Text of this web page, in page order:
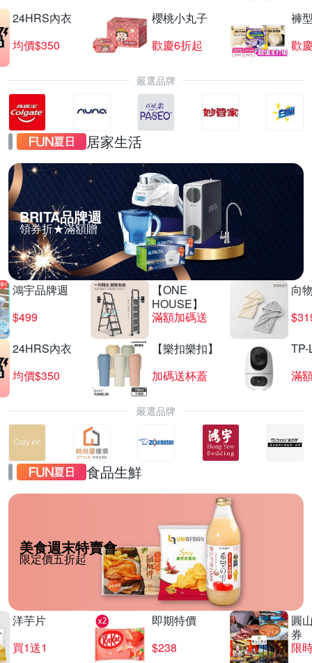
24HRS內衣
均價$350
櫻桃小丸子
歡慶6折起
褲
歡
嚴選品牌
居家生活
BRITA品牌週
領券折★滿額贈
鴻宇品牌週
$499
【ONE
HOUSE】
滿額加碼送
向
24HRS內衣
均價$350
【樂扣樂扣】
加碼送杯蓋
TP-
滿
嚴選品牌
食品生鮮
美食週末特賣會
限定價五折起
洋芋片
買1送1
即期特價
$238
圓
券
限